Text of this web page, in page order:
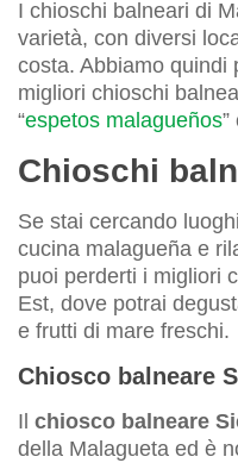
I chioschi balneari di
varietà, con diversi
costa. Abbiamo quindi
migliori chioschi
“espetos malagueños”
Chioschi
Se stai cercando
cucina malagueña e
puoi perderti i migliori
Est, dove potrai
e frutti di mare freschi.
Chiosco balneare
Il chiosco balneare
della Malagueta ed è